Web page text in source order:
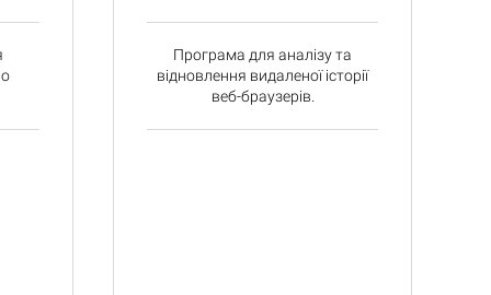
Програма для аналізу та
відновлення видаленої історії
веб-браузерів.